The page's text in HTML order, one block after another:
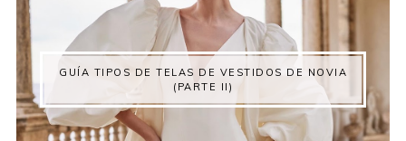
GUÍA TIPOS DE TELAS DE VESTIDOS DE NOVIA
(PARTE II)